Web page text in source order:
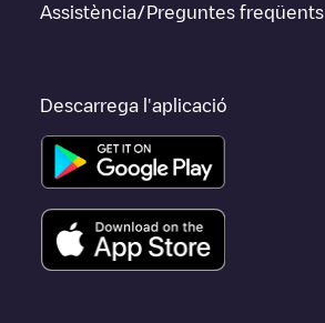
Assistència/Preguntes freqüents
Descarrega l'aplicació